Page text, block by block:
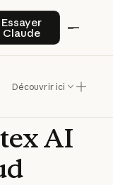
Essayer
Claude
Essayer Claude
Découvrir ici
AI